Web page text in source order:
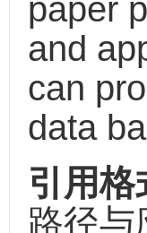
paper
and
can
data
引用格
路径与